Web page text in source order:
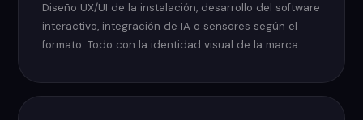
Diseño UX/UI de la instalación, desarrollo del software
interactivo, integración de IA o sensores según el
formato. Todo con la identidad visual de la marca.